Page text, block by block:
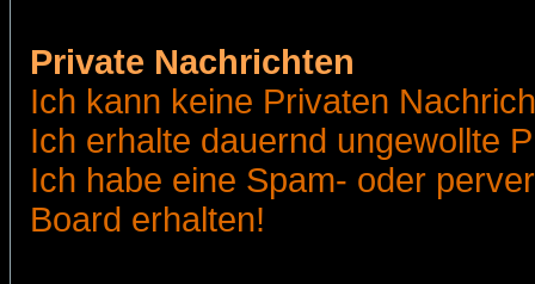
Private Nachrichten
Ich kann keine Privaten
Ich erhalte dauernd ungewollte
Ich habe eine Spam- oder
Board erhalten!